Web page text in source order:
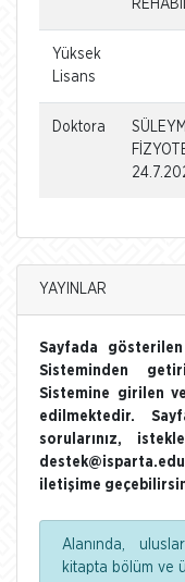
Yüksek
Lisans
Doktora
YAYINLAR
Sayfada
Sisteminden
Sistemine girilen
edilmektedir.
sorularınız,
iletişime
Alanında,
kitapta bölüm ve